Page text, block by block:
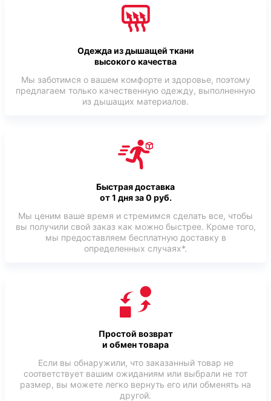
Одежда из дышащей ткани
высокого качества
Мы заботимся о вашем комфорте и здоровье, поэтому
предлагаем только качественную одежду, выполненную
из дышащих материалов.
Быстрая доставка
от 1 дня за 0 руб.
Мы ценим ваше время и стремимся сделать все, чтобы
вы получили свой заказ как можно быстрее. Кроме того,
мы предоставляем бесплатную доставку в
определенных случаях*.
Простой возврат
и обмен товара
Если вы обнаружили, что заказанный товар не
соответствует вашим ожиданиям или выбрали не тот
размер, вы можете легко вернуть его или обменять на
другой.